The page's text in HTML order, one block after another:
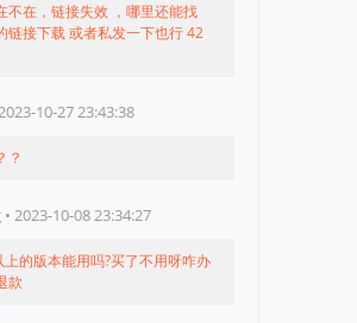
不在，链接失效 ，哪里还能找
链接下载 或者私发一下也行 42
10-27 23:43:38
？
2023-10-08 23:34:27
的版本能用吗?买了不用呀咋办
款